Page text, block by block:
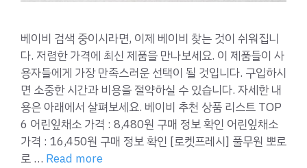
베이비 검색 중이시라면, 이제 베이비 찾는 것이 쉬워집니
다. 저렴한 가격에 최신 제품을 만나보세요. 이 제품들이 사
용자들에게 가장 만족스러운 선택이 될 것입니다. 구입하시
면 소중한 시간과 비용을 절약하실 수 있습니다. 자세한 내
용은 아래에서 살펴보세요. 베이비 추천 상품 리스트 TOP
6 어린잎채소 가격 : 8,480원 구매 정보 확인 어린잎채소
가격 : 16,450원 구매 정보 확인 [로켓프레시] 풀무원 뽀로
로 … Read more